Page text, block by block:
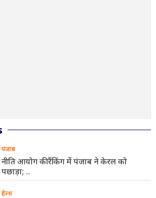
पंजाब
नीति आयोग की रैंकिंग में पंजाब ने केरल को
पछाड़ा; ..
हेल्थ